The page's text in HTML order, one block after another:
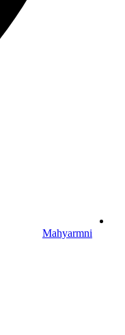
Mahyarmni